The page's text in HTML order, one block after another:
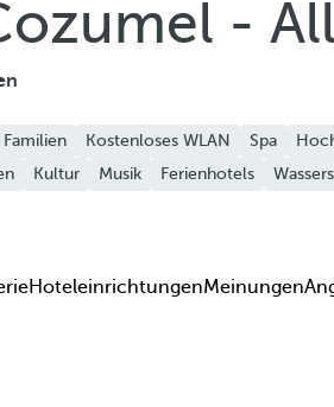
-
Familien Kostenloses WLAN Spa
Kultur Musik Ferienhotels
HoteleinrichtungenMeinungen